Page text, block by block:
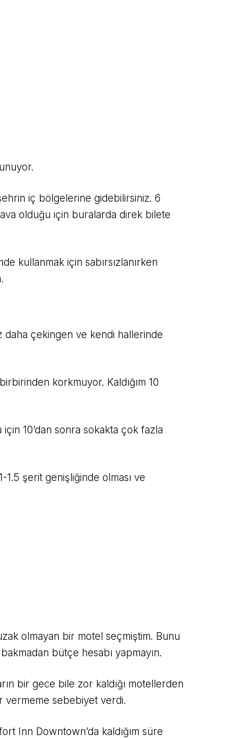
iç bölgelerine gidebilirsiniz. 6
olduğu için buralarda direk bilete
kullanmak için sabırsızlanırken
daha çekingen ve kendi hallerinde
korkmuyor. Kaldığım 10
10’dan sonra sokakta çok fazla
1.5 şerit genişliğinde olması ve
olmayan bir motel seçmiştim. Bunu
bütçe hesabı yapmayın.
bir gece bile zor kaldığı motellerden
vermeme sebebiyet verdi.
Inn Downtown’da kaldığım süre